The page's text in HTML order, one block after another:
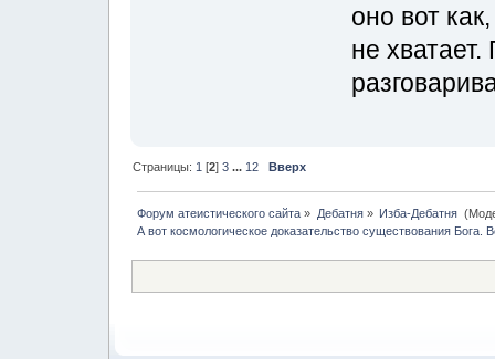
оно вот
не
Страницы: 1 [2]3 ... 12 Вверх
Форум атеистического сайта » Дебатня» Изба-Дебатня
А вот космологическое доказательство существования Бога.